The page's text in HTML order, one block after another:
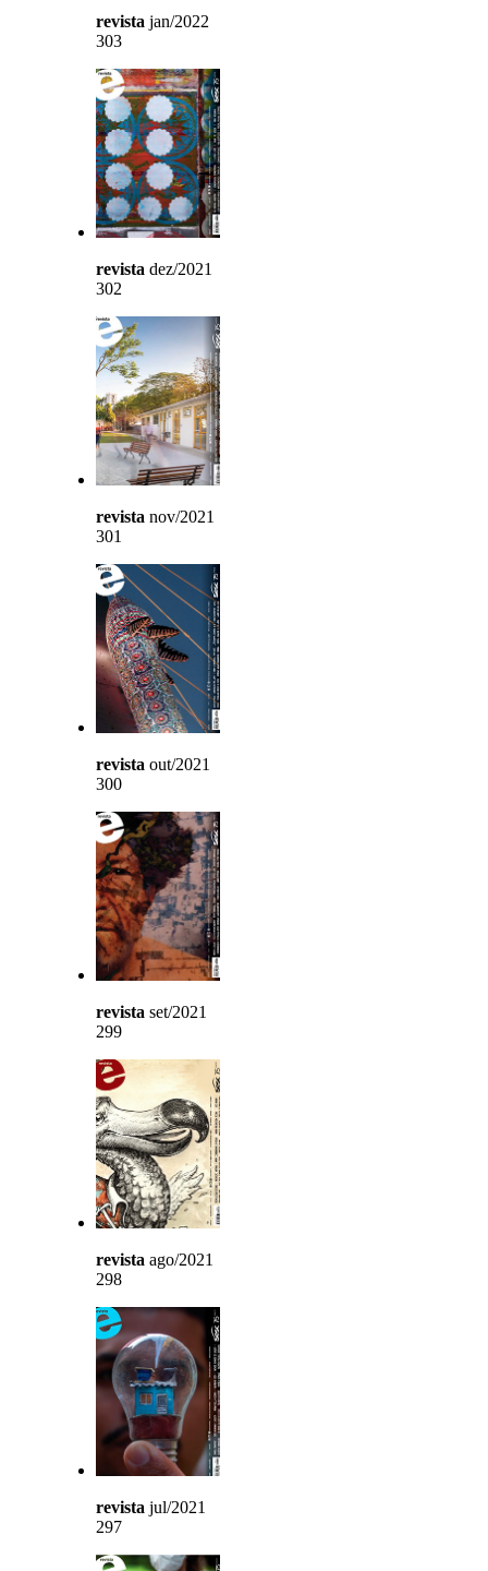
revista jan/2022
303
revista dez/2021
302
revista nov/2021
301
revista out/2021
300
revista set/2021
299
revista ago/2021
298
revista jul/2021
297